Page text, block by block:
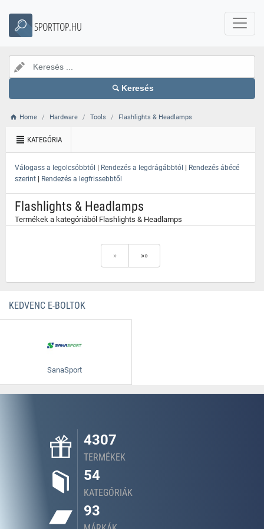
SPORTTOP.HU
Keresés
Home Hardware Tools Flashlights & Headlamps
KATEGÓRIA
Válogass a legolcsóbbtól | Rendezés a legdrágábbtól | Rendezés ábécé
szerint | Rendezés a legfrissebbtől
Flashlights & Headlamps
Termékek a kategóriából Flashlights & Headlamps
» »»
KEDVENC E-BOLTOK
SanaSport
4307
TERMÉKEK
54
KATEGÓRIÁK
93